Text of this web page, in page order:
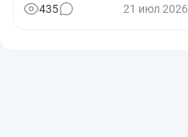
435 21 июл 2026